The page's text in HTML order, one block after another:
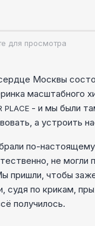
для просмотра
Москвы
масштабного
PLACE - и мы были
а устроить
по-
не могли
пришли, чтобы
судя по крикам,
получилось.